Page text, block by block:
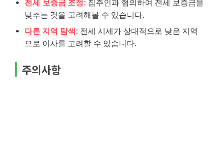
전세 보증금 조정: 집주인과 협의하여 전세 보증금을
낮추는 것을 고려해볼 수 있습니다.
다른 지역 탐색: 전세 시세가 상대적으로 낮은 지역
으로 이사를 고려할 수 있습니다.
주의사항